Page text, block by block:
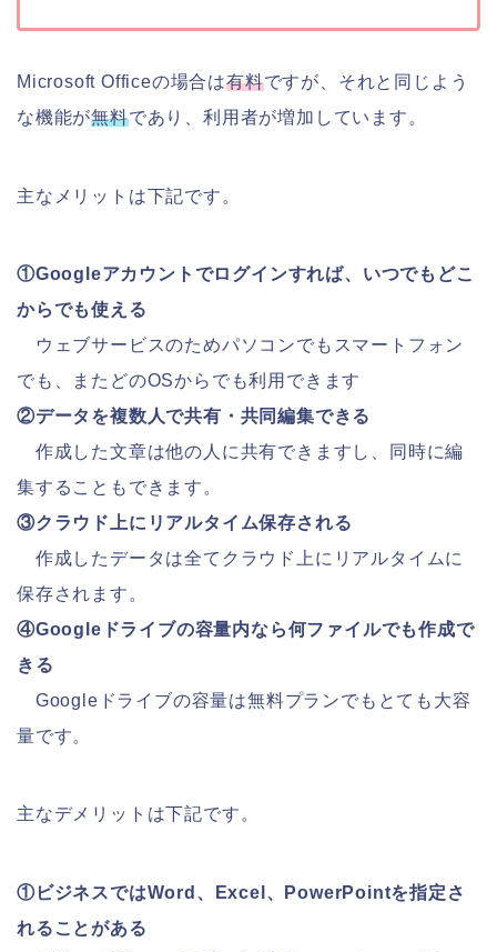
Microsoft Officeの場合は有料ですが、それと同じよう
な機能が無料であり、利用者が増加しています。
主なメリットは下記です。
①Googleアカウントでログインすれば、いつでもどこ
からでも使える
ウェブサービスのためパソコンでもスマートフォン
でも、またどのOSからでも利用できます
②データを複数人で共有・共同編集できる
作成した文章は他の人に共有できますし、同時に編
集することもできます。
③クラウド上にリアルタイム保存される
作成したデータは全てクラウド上にリアルタイムに
保存されます。
④Googleドライブの容量内なら何ファイルでも作成で
きる
Googleドライブの容量は無料プランでもとても大容
量です。
主なデメリットは下記です。
①ビジネスではWord、Excel、PowerPointを指定さ
れることがある